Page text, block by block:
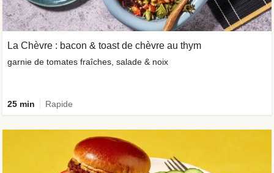
La Chèvre : bacon & toast de chèvre au thym
garnie de tomates fraîches, salade & noix
25 min Rapide